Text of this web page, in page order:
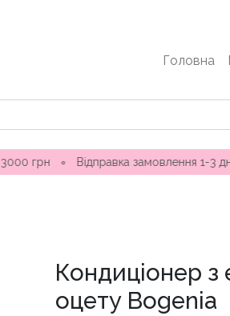
Головна
Відправка замовлення 1-3 дні ∘
Кондиціонер з
оцету Bogenia